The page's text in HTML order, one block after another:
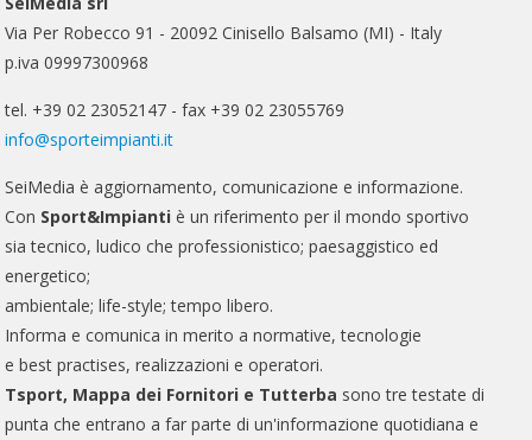
Via Per Robecco 91 - 20092 Cinisello Balsamo (MI) - Italy
p.iva 09997300968
tel. +39 02 23052147 - fax +39 02 23055769
info@sporteimpianti.it
SeiMedia è aggiornamento, comunicazione e informazione.
Con Sport&Impianti è un riferimento per il mondo sportivo
sia tecnico, ludico che professionistico; paesaggistico ed
energetico;
ambientale; life-style; tempo libero.
Informa e comunica in merito a normative, tecnologie
e best practises, realizzazioni e operatori.
Tsport, Mappa dei Fornitori e Tutterba sono tre testate di
punta che entrano a far parte di un'informazione quotidiana e